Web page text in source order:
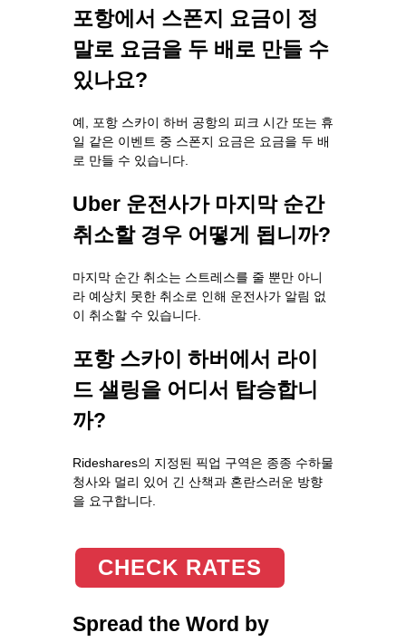
포항에서 스폰지 요금이 정
말로 요금을 두 배로 만들 수
있나요?
예, 포항 스카이 하버 공항의 피크 시간 또는 휴
일 같은 이벤트 중 스폰지 요금은 요금을 두 배
로 만들 수 있습니다.
Uber 운전사가 마지막 순간
취소할 경우 어떻게 됩니까?
마지막 순간 취소는 스트레스를 줄 뿐만 아니
라 예상치 못한 취소로 인해 운전사가 알림 없
이 취소할 수 있습니다.
포항 스카이 하버에서 라이
드 샐링을 어디서 탑승합니
까?
Rideshares의 지정된 픽업 구역은 종종 수하물
청사와 멀리 있어 긴 산책과 혼란스러운 방향
을 요구합니다.
CHECK RATES
Spread the Word by